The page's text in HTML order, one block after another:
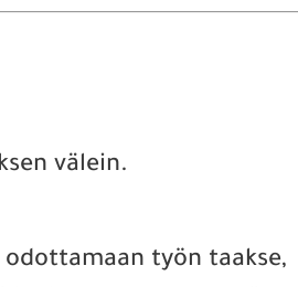
välein.
työn taakse,